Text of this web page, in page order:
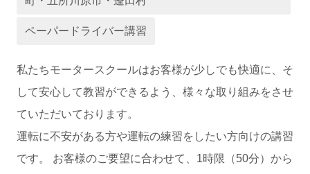
業者様登録はこちら
ペーパードライバー講習
私たちモータースクールはお客様が少しでも快適に、そ
して安心して教習ができるよう、様々な取り組みをさせ
ていただいております。
運転に不安がある方や運転の練習をしたい方向けの講習
です。 お客様のご要望に合わせて、1時限（50分）から